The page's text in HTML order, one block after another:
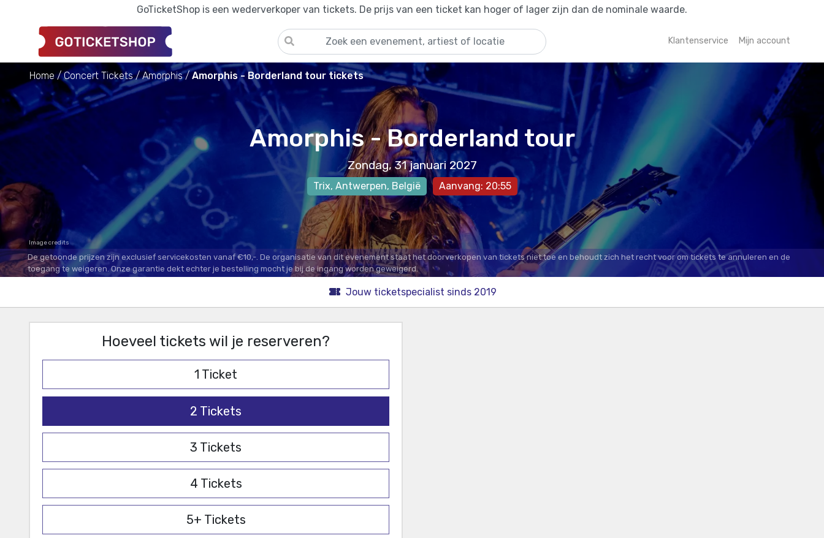
GoTicketShop is een wederverkoper van tickets. De prijs van een ticket kan hoger of lager zijn dan de nominale waarde.
Klantenservice Mijn account
Home Concert Tickets Amorphis Amorphis - Borderland tour tickets
Amorphis - Borderland tour
Zondag, 31 januari 2027
Trix, Antwerpen, België Aanvang: 20:55
Image credits
De getoonde prijzen zijn exclusief servicekosten vanaf €10,-. De organisatie van dit evenement staat het doorverkopen van tickets niet toe en behoudt zich het recht voor om tickets te annuleren en de
toegang te weigeren. Onze garantie dekt echter je bestelling mocht je bij de ingang worden geweigerd.
Jouw ticketspecialist sinds 2019
Hoeveel tickets wil je reserveren?
1 Ticket
2 Tickets
3 Tickets
4 Tickets
5+ Tickets